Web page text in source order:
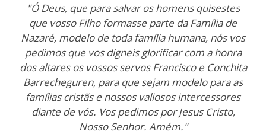
"Ó Deus, que para salvar os homens quisestes
que vosso Filho formasse parte da Família de
Nazaré, modelo de toda família humana, nós vos
pedimos que vos digneis glorificar com a honra
dos altares os vossos servos Francisco e Conchita
Barrecheguren, para que sejam modelo para as
famílias cristãs e nossos valiosos intercessores
diante de vós. Vos pedimos por Jesus Cristo,
Nosso Senhor. Amém."